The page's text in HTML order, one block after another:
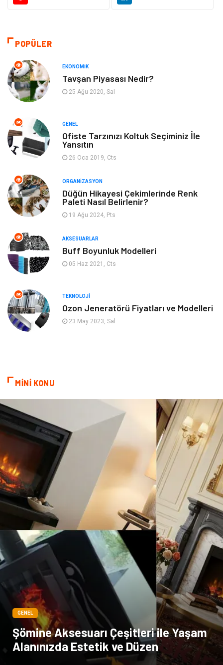
Sağlıklı Yaşam
Otomotiv
Tatil
Yeme & İçme Spor
Gençlik & Eğlence Keyif & Hobi
Aksesuarlar
Mobilya
Gayrimenkul
Ev İşleri
Astroloji
Cam sosyal
Kına Gecesi genel blog
Sigorta Veteriner
kadınlar ve takı
Spor Malzemeleri
POPÜLER
EKONOMIK
Tavşan Piyasası Nedir?
25 Ağu 2020, Sal
GENEL
Ofiste Tarzınızı Koltuk Seçiminiz İle
Yansıtın
26 Oca 2019, Cts
ORGANIZASYON
Düğün Hikayesi Çekimlerinde Renk
Paleti Nasıl Belirlenir?
19 Ağu 2024, Pts
AKSESUARLAR
Buff Boyunluk Modelleri
05 Haz 2021, Cts
TEKNOLOJI
Ozon Jeneratörü Fiyatları ve Modelleri
23 May 2023, Sal
MİNİ KONU
GENEL
Şömine Aksesuarı Çeşitleri ile Yaşam
Alanınızda Estetik ve Düzen